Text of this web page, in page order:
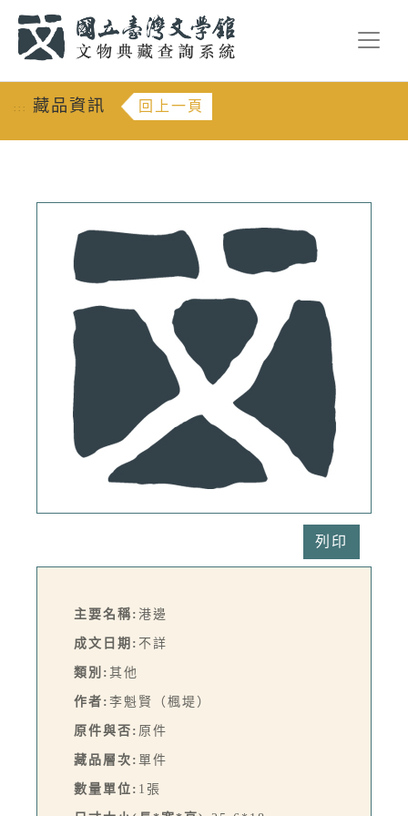
::: 藏品資訊 回上一頁
列印
主要名稱: 港邊
成文日期: 不詳
類別: 其他
作者: 李魁賢（楓堤）
原件與否: 原件
藏品層次: 單件
數量單位: 1張